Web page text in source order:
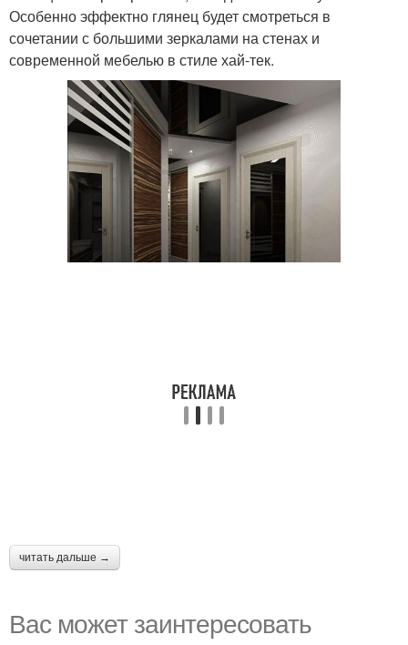
Особенно эффектно глянец будет смотреться в
сочетании с большими зеркалами на стенах и
современной мебелью в стиле хай-тек.
читать дальше →
Вас может заинтересовать